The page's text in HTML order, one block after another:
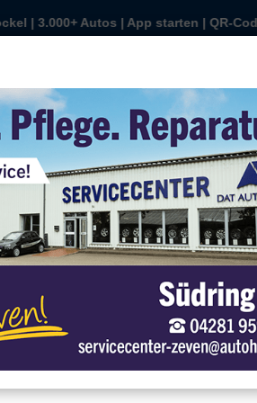
Code scannen | Wunschauto sichern
Autos | App starten | QR-Code
| 10 – 16 Uhr in Bockel | 3.000+
Sonntag ist Auto-Tag | 10 –
unserer Besucherdaten platzieren, um
Inhalte anzuzeigen und Ihnen ein
zu bieten. Für weitere Informationen zu den
Sie die Einstellungen.
Einstellungen
Datenschutz Impressum